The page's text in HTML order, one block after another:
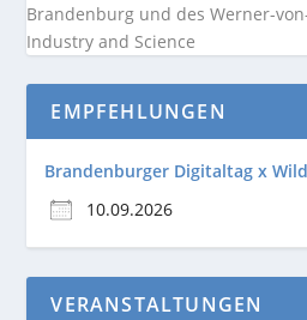
Brandenburg und des Werner-
Industry and Science
EMPFEHLUNGEN
Brandenburger Digitaltag x
10.09.2026
VERANSTALTUNGEN